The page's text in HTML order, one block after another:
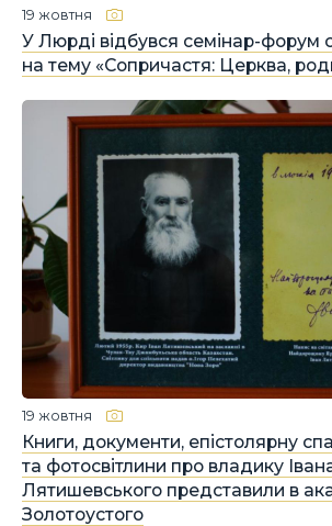
У Люрді відбувся семінар-форум
на тему «Сопричастя: Церква,
19 жовтня
Книги, документи, епістолярну
та фотосвітлини про владику
Лятишевського представили в
Золотоустого
19 жовтня